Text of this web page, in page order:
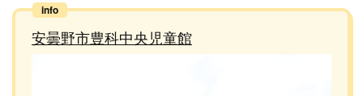
安曇野市豊科中央児童館